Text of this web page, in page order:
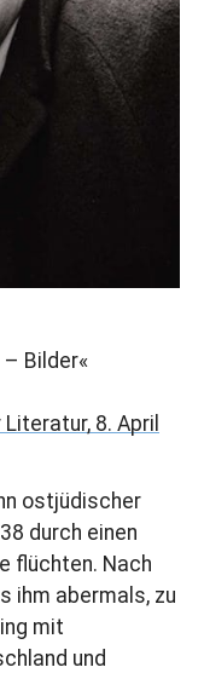
Bilder«
8. April
ostjüdischer
durch einen
flüchten. Nach
ihm abermals, zu
mit
und